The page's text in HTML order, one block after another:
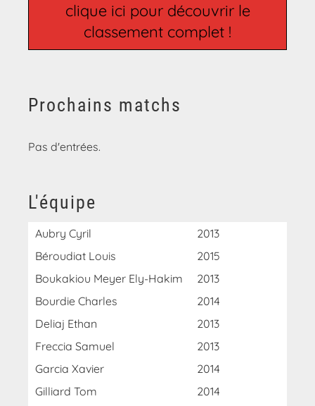
clique ici pour découvrir le
classement complet !
Prochains matchs
Pas d'entrées.
L'équipe
Aubry Cyril
2013
Béroudiat Louis
2015
Boukakiou Meyer Ely-Hakim
2013
Bourdie Charles
2014
Deliaj Ethan
2013
Freccia Samuel
2013
Garcia Xavier
2014
Gilliard Tom
2014